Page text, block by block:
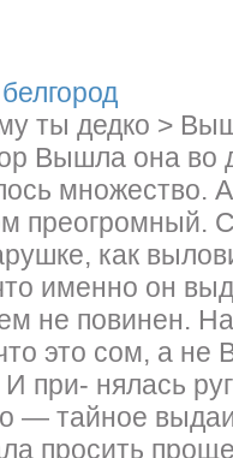
ты дедко >
Вышла она во
множество.
преогромный.
как
именно он
не повинен.
это сом, а не
при- нялась
— тайное
просить